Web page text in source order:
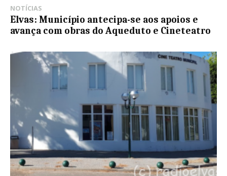
NOTÍCIAS
Elvas: Município antecipa-se aos apoios e
avança com obras do Aqueduto e Cineteatro